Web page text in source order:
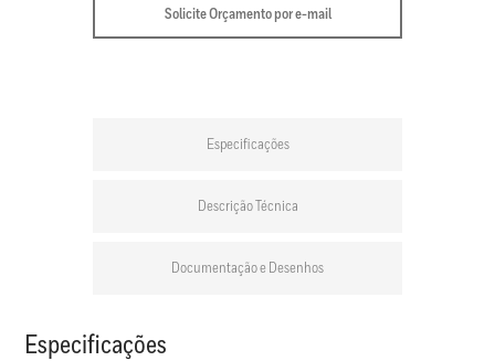
Solicite Orçamento por e-mail
Especificações
Descrição Técnica
Documentação e Desenhos
Especificações